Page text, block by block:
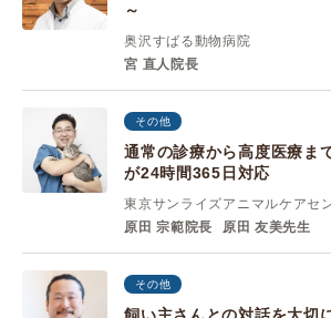
～
奥沢すばる動物病院
宮 直人院長
その他
通常の診療から高度医療ま
が24時間365日対応
東京サンライズアニマルケアセ
原田 宗範院長
原田 友美先生
その他